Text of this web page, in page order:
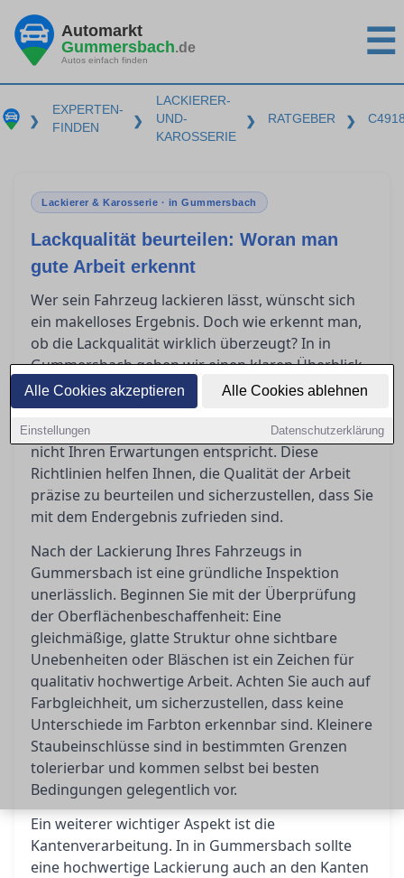
Alle Cookies akzeptieren Alle Cookies ablehnen
Einstellungen Datenschutzerklärung
Automarkt
Gummersbach.de
Autos einfach finden ☰
❯
EXPERTEN-
FINDEN
❯
LACKIERER-
UND-
KAROSSERIE
❯ RATGEBER ❯
Lackierer & Karosserie · in Gummersbach
Lackqualität beurteilen: Woran man
gute Arbeit erkennt
Wer sein Fahrzeug lackieren lässt, wünscht sich
ein makelloses Ergebnis. Doch wie erkennt man,
ob die Lackqualität wirklich überzeugt? In in
Gummersbach geben wir einen klaren Überblick
darüber, was nach einer Lackierung zu prüfen ist,
welche Toleranzen akzeptabel sind und welche
Schritte Sie einleiten können, wenn das Ergebnis
nicht Ihren Erwartungen entspricht. Diese
Richtlinien helfen Ihnen, die Qualität der Arbeit
präzise zu beurteilen und sicherzustellen, dass Sie
mit dem Endergebnis zufrieden sind.
Nach der Lackierung Ihres Fahrzeugs in
Gummersbach ist eine gründliche Inspektion
unerlässlich. Beginnen Sie mit der Überprüfung
der Oberflächenbeschaffenheit: Eine
gleichmäßige, glatte Struktur ohne sichtbare
Unebenheiten oder Bläschen ist ein Zeichen für
qualitativ hochwertige Arbeit. Achten Sie auch auf
Farbgleichheit, um sicherzustellen, dass keine
Unterschiede im Farbton erkennbar sind. Kleinere
Staubeinschlüsse sind in bestimmten Grenzen
tolerierbar und kommen selbst bei besten
Bedingungen gelegentlich vor.
Ein weiterer wichtiger Aspekt ist die
Kantenverarbeitung. In in Gummersbach sollte
eine hochwertige Lackierung auch an den Kanten